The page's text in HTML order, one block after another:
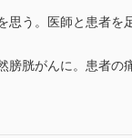
思う。医師と患者を
膀胱がんに。患者